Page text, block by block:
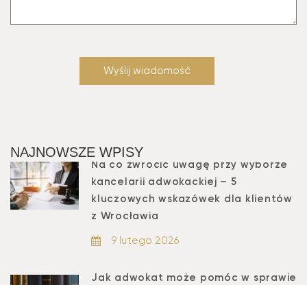
NAJNOWSZE WPISY
Na co zwrócić uwagę przy wyborze
kancelarii adwokackiej – 5
kluczowych wskazówek dla klientów
z Wrocławia
9 lutego 2026
Jak adwokat może pomóc w sprawie